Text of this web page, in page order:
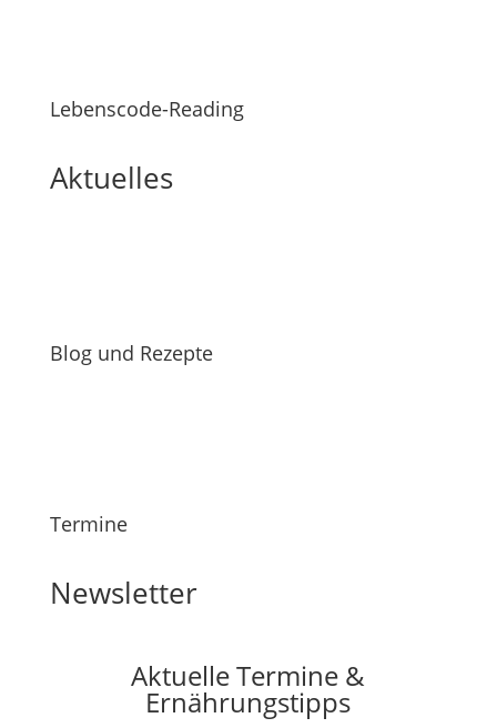
Lebenscode-Reading
Aktuelles
Blog und Rezepte
Termine
Newsletter
Aktuelle Termine &
Ernährungstipps